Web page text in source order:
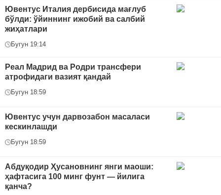
Ювентус Италия дербисида мағлуб
бўлди: ўйиннинг ижобий ва салбий
жиҳатлари
Бугун 19:14
Реал Мадрид ва Родри трансфери
атрофидаги вазият қандай
Бугун 18:59
Ювентус учун дарвозабон масаласи
кескинлашди
Бугун 18:59
Абдуқодир Ҳусановнинг янги маоши:
ҳафтасига 100 минг фунт — йилига
қанча?